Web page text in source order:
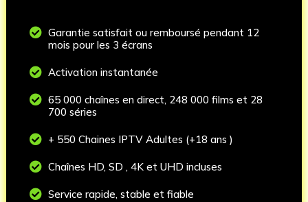
 Garantie satisfait ou remboursé pendant 12
mois pour les 3 écrans
 Activation instantanée
 65 000 chaînes en direct, 248 000 films et 28
700 séries
 + 550 Chaines IPTV Adultes (+18 ans )
 Chaînes HD, SD , 4K et UHD incluses
 Service rapide, stable et fiable